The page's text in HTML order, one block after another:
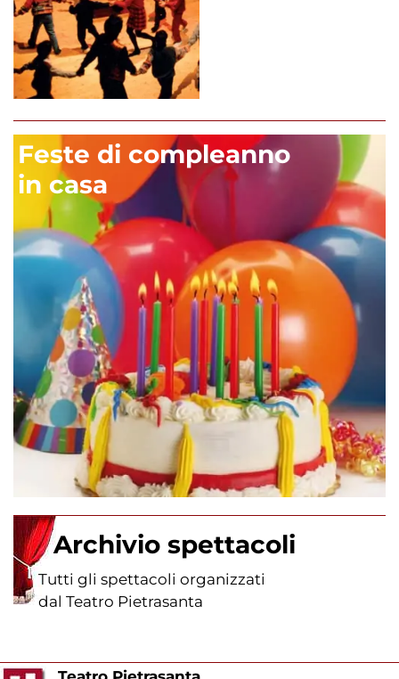
Feste di compleanno
in casa
Archivio spettacoli
Tutti gli spettacoli organizzati
dal Teatro Pietrasanta